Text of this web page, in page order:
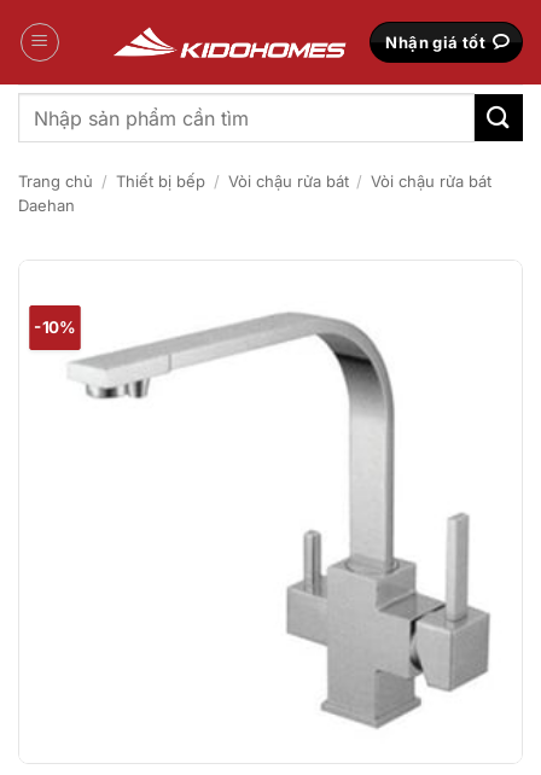
qua
Nhận giá tốt
Tìm
kiếm:
Trang chủ / Thiết bị bếp / Vòi chậu rửa bát / Vòi chậu rửa bát
Daehan
-10%